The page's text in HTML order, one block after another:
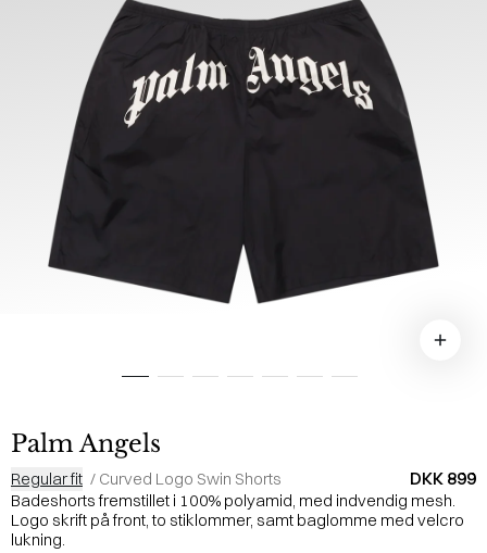
Palm Angels
Regular fit / Curved Logo Swin Shorts DKK 899
Badeshorts fremstillet i 100% polyamid, med indvendig mesh.
Logo skrift på front, to stiklommer, samt baglomme med velcro
lukning.